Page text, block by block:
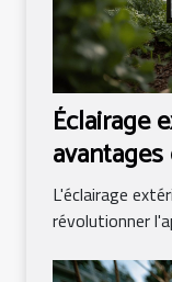
Éclairage
jardin
L'éclairage
révolutionner